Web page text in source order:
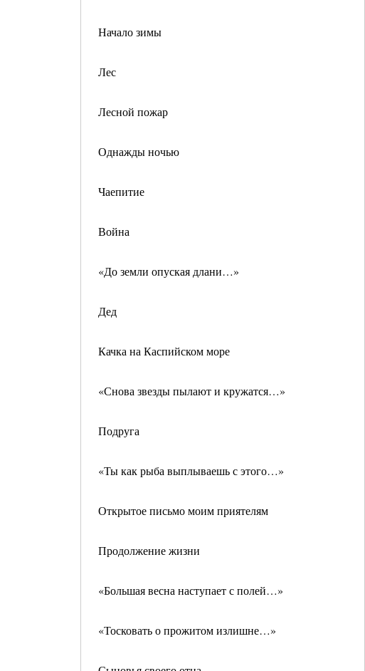
Начало зимы
Лес
Лесной пожар
Однажды ночью
Чаепитие
Война
«До земли опуская длани…»
Дед
Качка на Каспийском море
«Снова звезды пылают и кружатся…»
Подруга
«Ты как рыба выплываешь с этого…»
Открытое письмо моим приятелям
Продолжение жизни
«Большая весна наступает с полей…»
«Тосковать о прожитом излишне…»